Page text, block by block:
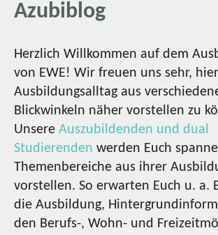
Azubiblog
Herzlich Willkommen auf dem
von EWE! Wir freuen uns sehr,
Ausbildungsalltag aus
Blickwinkeln näher vorstellen zu
Unsere Auszubildenden und dual
Studierenden werden Euch
Themenbereiche aus ihrer
vorstellen. So erwarten Euch u. a.
die Ausbildung,
den Berufs-, Wohn- und